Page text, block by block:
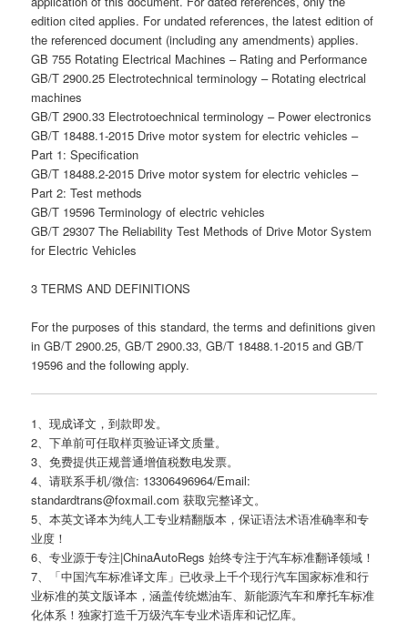
edition cited applies. For undated references, the latest edition of
the referenced document (including any amendments) applies.
GB 755 Rotating Electrical Machines – Rating and Performance
GB/T 2900.25 Electrotechnical terminology – Rotating electrical
machines
GB/T 2900.33 Electrotoechnical terminology – Power electronics
GB/T 18488.1-2015 Drive motor system for electric vehicles –
Part 1: Specification
GB/T 18488.2-2015 Drive motor system for electric vehicles –
Part 2: Test methods
GB/T 19596 Terminology of electric vehicles
GB/T 29307 The Reliability Test Methods of Drive Motor System
for Electric Vehicles
3 TERMS AND DEFINITIONS
For the purposes of this standard, the terms and definitions given
in GB/T 2900.25, GB/T 2900.33, GB/T 18488.1-2015 and GB/T
19596 and the following apply.
1、现成译文，到款即发。
2、下单前可任取样页验证译文质量。
3、免费提供正规普通增值税数电发票。
4、请联系手机/微信: 13306496964/Email:
standardtrans@foxmail.com 获取完整译文。
5、本英文译本为纯人工专业精翻版本，保证语法术语准确率和专
业度！
6、专业源于专注|ChinaAutoRegs 始终专注于汽车标准翻译领域！
7、「中国汽车标准译文库」已收录上千个现行汽车国家标准和行
业标准的英文版译本，涵盖传统燃油车、新能源汽车和摩托车标准
化体系！独家打造千万级汽车专业术语库和记忆库。